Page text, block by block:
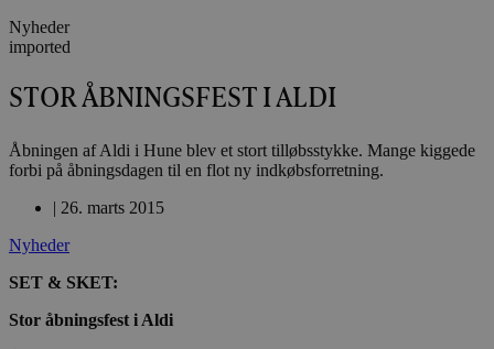
Nyheder
imported
STOR ÅBNINGSFEST I ALDI
Åbningen af Aldi i Hune blev et stort tilløbsstykke. Mange kiggede
forbi på åbningsdagen til en flot ny indkøbsforretning.
| 26. marts 2015
Nyheder
SET & SKET:
Stor åbningsfest i Aldi